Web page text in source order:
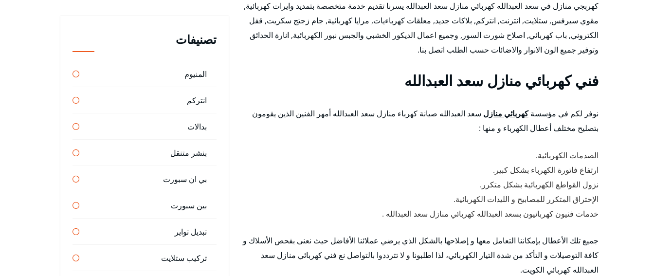
كهربجي منازل في سعد العبدالله كهربائي منازل سعد العبدالله يسرنا تقديم خدمة متخصصة بتمديد وايرات كهربائية,
مقوي سيرفس, ستلايت, انترنت, انتركم, بلاكات جديد, معلقات كهرباءيات, مرايا كهربائية, جام زجتج سكريت, قفل
الكتروني, باب كهربائي, اصلاح شورت السور, وجميع اعمال الديكور الخشبي والجبس نبور الكهربائية, انارة الحدائق
وتوفير جميع الون الانوار والاضائات حسب الطلب اتصل بنا.
فني كهربائي منازل سعد العبدالله
نوفر لكم في مؤسسةكهربائي منازل سعد العبدالله صيانة كهرباء منازل سعد العبدالله أمهر الفنين الذين يقومون
بتصليح مختلف أعطال الكهرباء و منها :
الصدمات الكهربائية.
ارتفاع فاتورة الكهرباء بشكل كبير.
نزول القواطع الكهربائية بشكل متكرر.
الإحتراق المتكرر للمصابيح و الليدات الكهربائية.
خدمات فنيون كهربائيون بسعد العبدالله كهربائي منازل سعد العبدالله .
جميع تلك الأعطال بإمكاننا التعامل معها و إصلاحها بالشكل الذي يرضي عملائنا الأفاضل حيث نعنى بفحص الأسلاك و
كافة التوصيلات و التأكد من شدة التيار الكهربائي، لذا اطلبونا و لا تترددوا بالتواصل نع فني كهربائي منازل سعد
العبدالله كهربائي الكويت.
تصنيفات
المنيوم
انتركم
بدالات
بنشر متنقل
بي ان سبورت
بين سبورت
تبديل تواير
تركيب ستلايت